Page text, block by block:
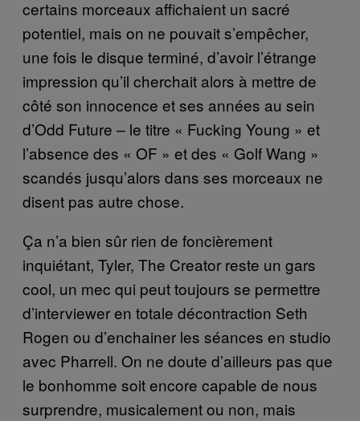
certains morceaux affichaient un sacré
potentiel, mais on ne pouvait s’empêcher,
une fois le disque terminé, d’avoir l’étrange
impression qu’il cherchait alors à mettre de
côté son innocence et ses années au sein
d’Odd Future – le titre « Fucking Young » et
l’absence des « OF » et des « Golf Wang »
scandés jusqu’alors dans ses morceaux ne
disent pas autre chose.
Ça n’a bien sûr rien de foncièrement
inquiétant, Tyler, The Creator reste un gars
cool, un mec qui peut toujours se permettre
d’interviewer en totale décontraction Seth
Rogen ou d’enchainer les séances en studio
avec Pharrell. On ne doute d’ailleurs pas que
le bonhomme soit encore capable de nous
surprendre, musicalement ou non, mais